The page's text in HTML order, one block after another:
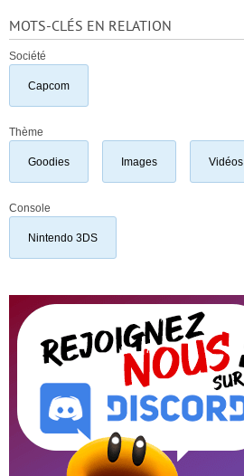
MOTS-CLÉS EN RELATION
Société
Capcom
Thème
Goodies Images Vidéos
Console
Nintendo 3DS